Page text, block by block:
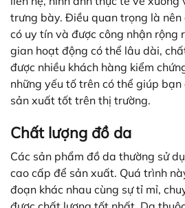
trưng bày. Điều quan trọng là nên
có uy tín và được công nhận rộng
gian hoạt động có thể lâu dài,
được nhiều khách hàng kiểm
những yếu tố trên có thể giúp
sản xuất tốt trên thị trường.
Chất lượng đồ da
Các sản phẩm đồ da thường sử
cao cấp để sản xuất. Quá trình
đoạn khác nhau cùng sự tỉ mỉ,